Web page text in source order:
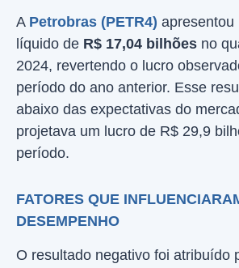
A Petrobras (PETR4) apresentou
líquido de R$ 17,04 bilhões no
2024, revertendo o lucro
período do ano anterior. Esse
abaixo das expectativas do
projetava um lucro de R$ 29,9
período.
FATORES QUE
DESEMPENHO
O resultado negativo foi atribuído